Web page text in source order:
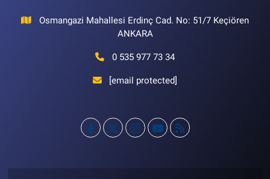
Osmangazi Mahallesi Erdinç Cad. No: 51/7 Keçiören
ANKARA
0 535 977 73 34
[email protected]